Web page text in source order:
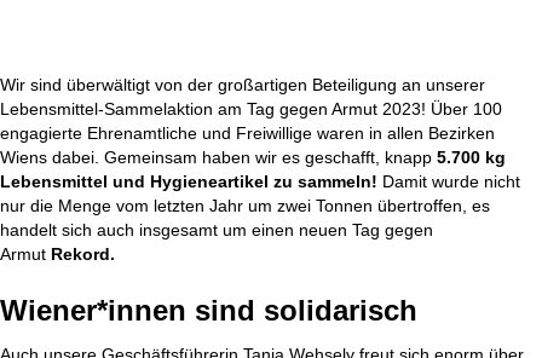
Wir sind überwältigt von der großartigen Beteiligung an unserer
Lebensmittel-Sammelaktion am Tag gegen Armut 2023! Über 100
engagierte Ehrenamtliche und Freiwillige waren in allen Bezirken
Wiens dabei. Gemeinsam haben wir es geschafft, knapp 5.700 kg
Lebensmittel und Hygieneartikel zu sammeln! Damit wurde nicht
nur die Menge vom letzten Jahr um zwei Tonnen übertroffen, es
handelt sich auch insgesamt um einen neuen Tag gegen
Armut Rekord.
Wiener*innen sind solidarisch